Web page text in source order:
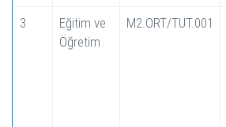
3
Eğitim ve
Öğretim
M2.ORT/TUT.001